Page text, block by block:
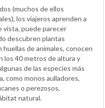
(muchos de ellos
los viajeros aprenden a
vista, puede parecer
descubren plantas
de animales, conocen
los 40 metros de altura y
de las especies más
como monos aulladores,
o perezosos,
natural.